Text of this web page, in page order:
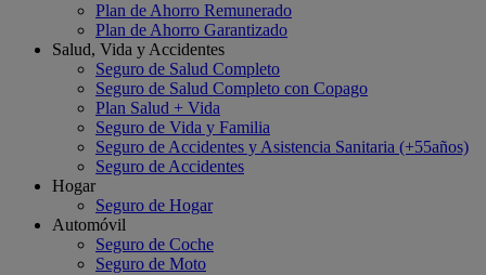
Plan de Ahorro Remunerado
Plan de Ahorro Garantizado
Salud, Vida y Accidentes
Seguro de Salud Completo
Seguro de Salud Completo con Copago
Plan Salud + Vida
Seguro de Vida y Familia
Seguro de Accidentes y Asistencia Sanitaria (+55años)
Seguro de Accidentes
Hogar
Seguro de Hogar
Automóvil
Seguro de Coche
Seguro de Moto